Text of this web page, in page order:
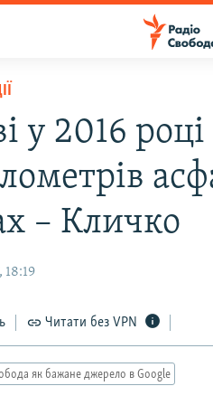
у 2016
– Кличко
18:19
Читати без VPN
як бажане джерело в Google